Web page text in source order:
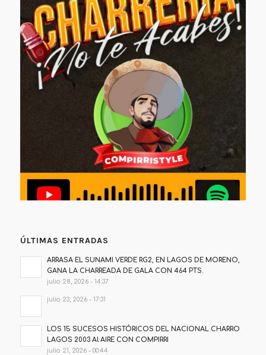
ÚLTIMAS ENTRADAS
ARRASA EL SUNAMI VERDE RG2, EN LAGOS DE MORENO,
GANA LA CHARREADA DE GALA CON 464 PTS.
julio 28, 2026 - 14:37
julio 23, 2026 - 17:31
LOS 15 SUCESOS HISTÓRICOS DEL NACIONAL CHARRO
LAGOS 2003 Al AIRE CON COMPIRRI
julio 21, 2026 - 00:44